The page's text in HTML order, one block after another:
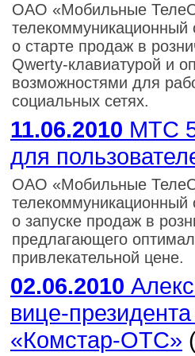
ОАО «Мобильные
телекоммуникационный
о старте продаж в
Qwerty-клавиатурой и
возможностями для
социальных сетях.
11.06.2010 МТС
для
ОАО «Мобильные
телекоммуникационный
о запуске продаж в
предлагающего
привлекательной цене.
02.06.2010
вице-
«Комстар-ОТС»